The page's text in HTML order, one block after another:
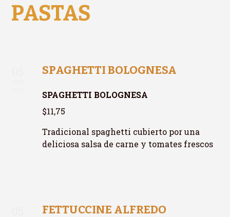
PASTAS
SPAGHETTI BOLOGNESA
SPAGHETTI BOLOGNESA
$11,75
Tradicional spaghetti cubierto por una
deliciosa salsa de carne y tomates frescos
FETTUCCINE ALFREDO